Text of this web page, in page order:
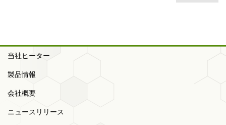
当社ヒーター
製品情報
会社概要
ニュースリリース